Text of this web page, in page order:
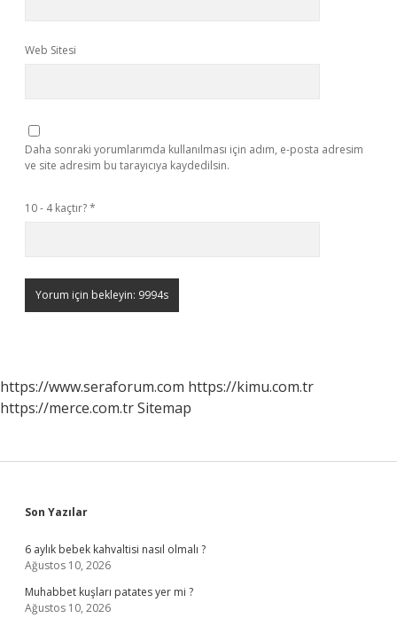
Web Sitesi
Daha sonraki yorumlarımda kullanılması için adım, e-posta adresim
ve site adresim bu tarayıcıya kaydedilsin.
10 - 4 kaçtır?*
https://www.seraforum.com https://kimu.com.tr
https://merce.com.trSitemap
Sidebar
Son Yazılar
6 aylık bebek kahvaltisi nasıl olmalı ?
Ağustos 10, 2026
Muhabbet kuşları patates yer mi ?
Ağustos 10, 2026